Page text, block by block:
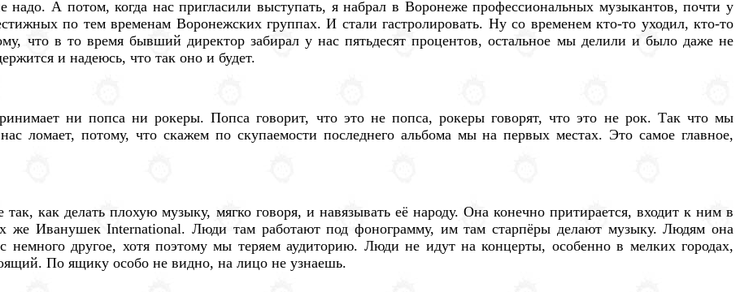
надо. А потом, когда нас пригласили выступать, я набрал в Воронеже профессиональных музыкантов, почти у
по тем временам Воронежских группах. И стали гастролировать. Ну со временем кто-то уходил, кто-то
что в то время бывший директор забирал у нас пятьдесят процентов, остальное мы делили и было даже не
и надеюсь, что так оно и будет.
ни попса ни рокеры. Попса говорит, что это не попса, рокеры говорят, что это не рок. Так что мы
ломает, потому, что скажем по скупаемости последнего альбома мы на первых местах. Это самое главное,
как делать плохую музыку, мягко говоря, и навязывать её народу. Она конечно притирается, входит к ним в
же Иванушек International. Люди там работают под фонограмму, им там старпёры делают музыку. Людям она
немного другое, хотя поэтому мы теряем аудиторию. Люди не идут на концерты, особенно в мелких городах,
По ящику особо не видно, на лицо не узнаешь.